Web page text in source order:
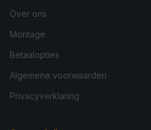
Over ons
Montage
Betaalopties
Algemene voorwaarden
Privacyverklaring